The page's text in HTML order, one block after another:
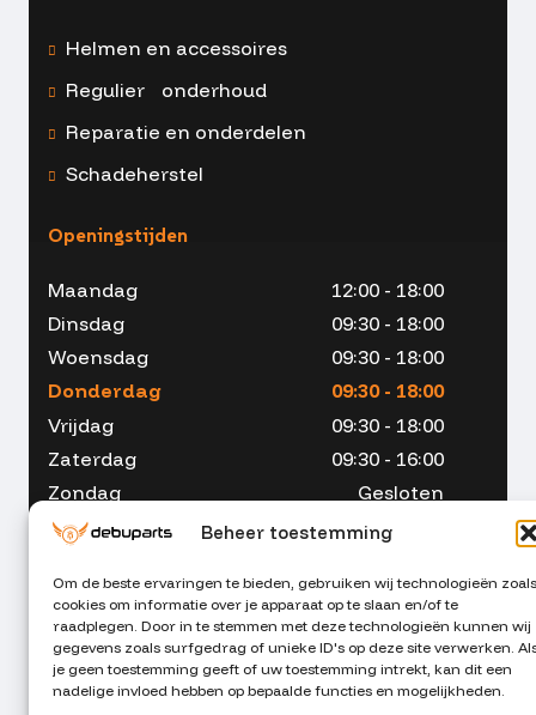
Beheer toestemming
Om de beste ervaringen te bieden, gebruiken wij technologieën zoals
cookies om informatie over je apparaat op te slaan en/of te
raadplegen. Door in te stemmen met deze technologieën kunnen wij
gegevens zoals surfgedrag of unieke ID's op deze site verwerken.
je geen toestemming geeft of uw toestemming intrekt, kan dit een
nadelige invloed hebben op bepaalde functies en mogelijkheden.
Helmen en accessoires
Regulier onderhoud
Reparatie en onderdelen
Schadeherstel
Openingstijden
Maandag
12:00 - 18:00
Dinsdag
09:30 - 18:00
Woensdag
09:30 - 18:00
Donderdag
09:30 - 18:00
Vrijdag
09:30 - 18:00
Zaterdag
09:30 - 16:00
Zondag
Gesloten
053 - 234 00 90
info@debuparts.nl